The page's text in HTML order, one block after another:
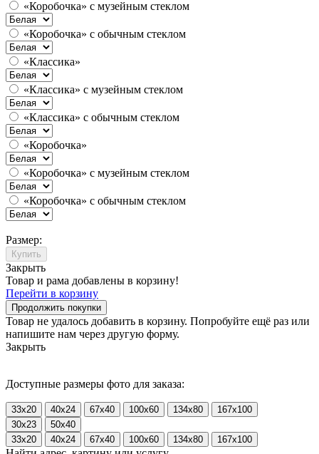
«Коробочка» с музейным стеклом
«Коробочка» с обычным стеклом
«Классика»
«Классика» с музейным стеклом
«Классика» с обычным стеклом
«Коробочка»
«Коробочка» с музейным стеклом
«Коробочка» с обычным стеклом
Размер:
Купить
Закрыть
Товар и рама добавлены в корзину!
Перейти в корзину
Продолжить покупки
Товар не удалось добавить в корзину. Попробуйте ещё раз или
напишите нам через другую форму.
Закрыть
Доступные размеры фото для заказа:
33x20 40x24 67x40 100x60 134x80
167x100
30x23
50x40
33x20
40x24 67x40 100x60 134x80 167x100